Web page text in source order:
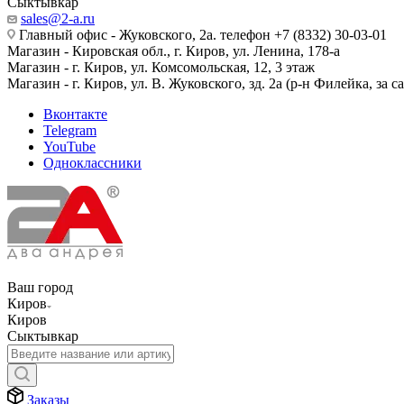
sales@2-a.ru
Главный офис - Жуковского, 2а. телефон +7 (8332) 30-03-01
Магазин - Кировская обл., г. Киров, ул. Ленина, 178-а
Магазин - г. Киров, ул. Комсомольская, 12, 3 этаж
Магазин - г. Киров, ул. В. Жуковского, зд. 2а (р-н Филейка, за
Вконтакте
Telegram
YouTube
Одноклассники
Ваш город
Киров
Киров
Сыктывкар
Заказы